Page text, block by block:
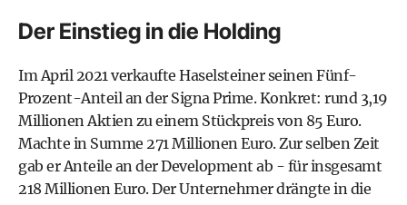
Der Einstieg in die Holding
Im April 2021 verkaufte Haselsteiner seinen Fünf-
Prozent-Anteil an der Signa Prime. Konkret: rund 3,19
Millionen Aktien zu einem Stückpreis von 85 Euro.
Machte in Summe 271 Millionen Euro. Zur selben Zeit
gab er Anteile an der Development ab - für insgesamt
218 Millionen Euro. Der Unternehmer drängte in die